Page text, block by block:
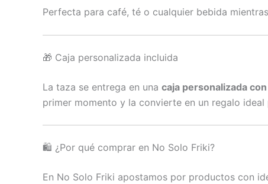
Perfecta para café, té o cualquier bebida
🎁 Caja personalizada incluida
La taza se entrega en una caja personalizada
primer momento y la convierte en un regalo ideal
🛍️ ¿Por qué comprar en No Solo Friki?
En No Solo Friki apostamos por productos con